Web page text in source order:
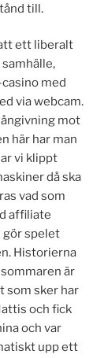
till.
ett liberalt
med
via webcam.
mot
här har man
vi klippt
då ska
vad som
affiliate
gör spelet
Historierna
är
som sker har
och fick
och var
upp ett